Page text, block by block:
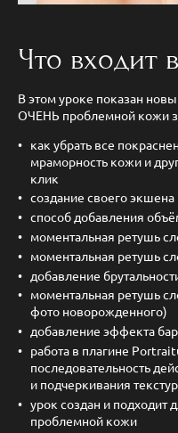
Что входит
В этом уроке показан
ОЧЕНЬ проблемной кожи
как убрать все
мраморность кожи и
клик
создание своего
способ добавления
моментальная ретушь
моментальная ретушь
добавление
моментальная ретушь
фото новорожденного)
добавление эффекта
работа в плагине
последовательность
и подчеркивания
урок создан и подходит
проблемной кожи